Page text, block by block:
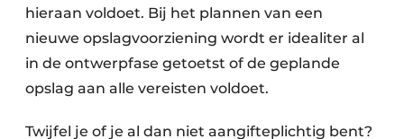
hieraan voldoet. Bij het plannen van een
nieuwe opslagvoorziening wordt er idealiter al
in de ontwerpfase getoetst of de geplande
opslag aan alle vereisten voldoet.
Twijfel je of je al dan niet aangifteplichtig bent?